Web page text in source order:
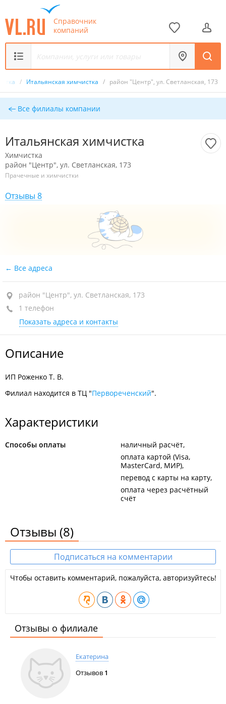
Справочник
компаний
/ Итальянская химчистка / район "Центр", ул. Светланская, 173
Все филиалы компании
Итальянская химчистка
Химчистка
район "Центр", ул. Светланская, 173
Прачечные и химчистки
Отзывы 8
Все адреса
район "Центр", ул. Светланская, 173
1 телефон
Показать адреса и контакты
Описание
ИП Роженко Т. В.
Филиал находится в ТЦ "Первореченский".
Характеристики
Способы оплаты
наличный расчёт
оплата картой (Visa,
MasterCard, МИР)
перевод с карты на карту
оплата через расчётный
счёт
Отзывы (8)
Подписаться на комментарии
Чтобы оставить комментарий, пожалуйста, авторизуйтесь!
Отзывы о филиале
Екатерина
Отзывов 1